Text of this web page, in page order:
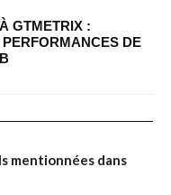
GTMETRIX :
DE
mentionnées dans